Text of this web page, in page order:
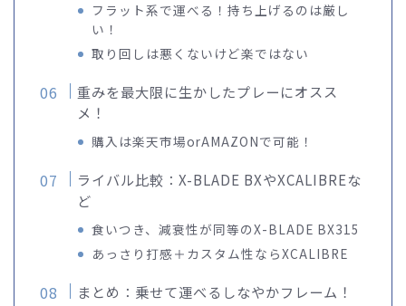
フラット系で運べる！持ち上げるのは厳し
い！
取り回しは悪くないけど楽ではない
重みを最大限に生かしたプレーにオスス
メ！
購入は楽天市場orAMAZONで可能！
ライバル比較：X-BLADE BXやXCALIBREな
ど
食いつき、減衰性が同等のX-BLADE BX315
あっさり打感＋カスタム性ならXCALIBRE
まとめ：乗せて運べるしなやかフレーム！